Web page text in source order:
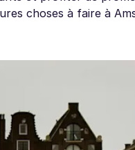
choses à faire à